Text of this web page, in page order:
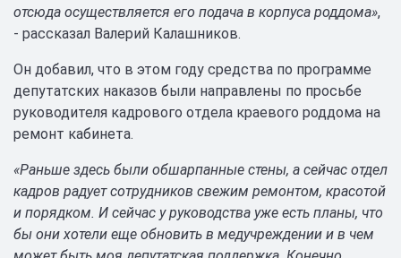
отсюда осуществляется его подача в корпуса роддома»,
- рассказал Валерий Калашников.
Он добавил, что в этом году средства по программе
депутатских наказов были направлены по просьбе
руководителя кадрового отдела краевого роддома на
ремонт кабинета.
«Раньше здесь были обшарпанные стены, а сейчас отдел
кадров радует сотрудников свежим ремонтом, красотой
и порядком. И сейчас у руководства уже есть планы, что
бы они хотели еще обновить в медучреждении и в чем